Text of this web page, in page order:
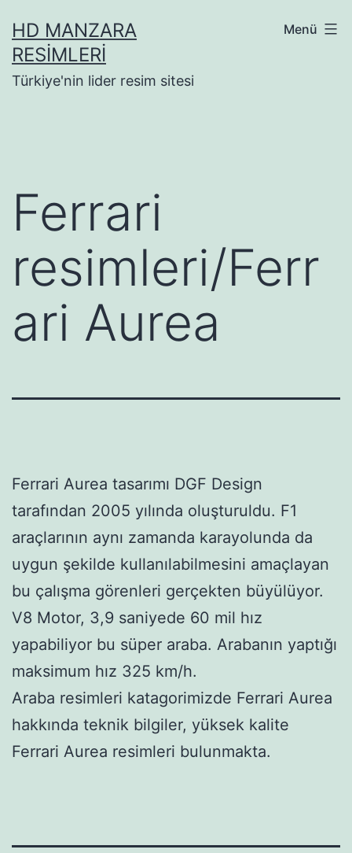
geçHD MANZARA
RESIMLERI
Türkiye'nin lider resim sitesi
Menü
Ferrari
resimleri/Ferr
ari Aurea
Ferrari Aurea tasarımı DGF Design
tarafından 2005 yılında oluşturuldu. F1
araçlarının aynı zamanda karayolunda da
uygun şekilde kullanılabilmesini amaçlayan
bu çalışma görenleri gerçekten büyülüyor.
V8 Motor, 3,9 saniyede 60 mil hız
yapabiliyor bu süper araba. Arabanın yaptığı
maksimum hız 325 km/h.
Araba resimleri katagorimizde Ferrari Aurea
hakkında teknik bilgiler, yüksek kalite
Ferrari Aurea resimleri bulunmakta.